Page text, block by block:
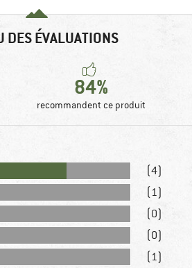
DES ÉVALUATIONS
84%
recommandent ce produit
(4)
(1)
(0)
(0)
(1)